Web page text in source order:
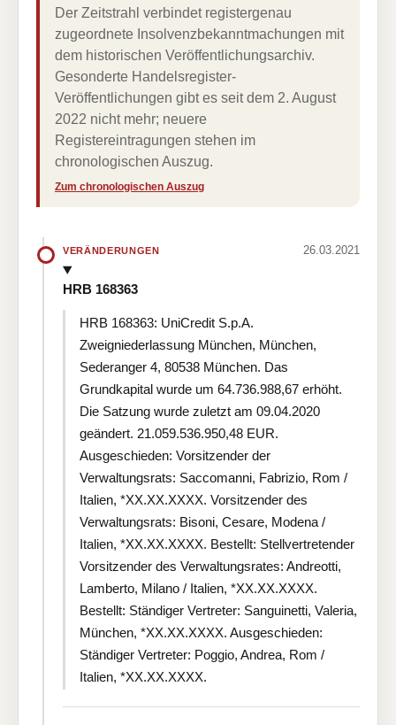
Der Zeitstrahl verbindet registergenau
zugeordnete Insolvenzbekanntmachungen mit
dem historischen Veröffentlichungsarchiv.
Gesonderte Handelsregister-
Veröffentlichungen gibt es seit dem 2. August
2022 nicht mehr; neuere
Registereintragungen stehen im
chronologischen Auszug.
Zum chronologischen Auszug
VERÄNDERUNGEN 26.03.2021
HRB 168363
HRB 168363: UniCredit S.p.A.
Zweigniederlassung München, München,
Sederanger 4, 80538 München. Das
Grundkapital wurde um 64.736.988,67 erhöht.
Die Satzung wurde zuletzt am 09.04.2020
geändert. 21.059.536.950,48 EUR.
Ausgeschieden: Vorsitzender der
Verwaltungsrats: Saccomanni, Fabrizio, Rom /
Italien, *XX.XX.XXXX. Vorsitzender des
Verwaltungsrats: Bisoni, Cesare, Modena /
Italien, *XX.XX.XXXX. Bestellt: Stellvertretender
Vorsitzender des Verwaltungsrates: Andreotti,
Lamberto, Milano / Italien, *XX.XX.XXXX.
Bestellt: Ständiger Vertreter: Sanguinetti, Valeria,
München, *XX.XX.XXXX. Ausgeschieden:
Ständiger Vertreter: Poggio, Andrea, Rom /
Italien, *XX.XX.XXXX.